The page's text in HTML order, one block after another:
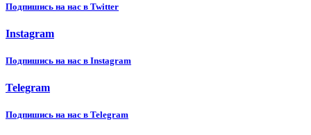
Подпишиcь на нас в Twitter
Instagram
Подпишиcь на нас в Instagram
Telegram
Подпишиcь на нас в Telegram